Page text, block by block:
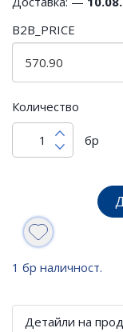
B2B_PRICE
Количество
бр
1 бр наличност.
Детайли на